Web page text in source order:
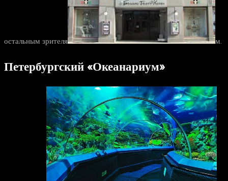
остальным зрителя м.
Петербургский «Океанариум»